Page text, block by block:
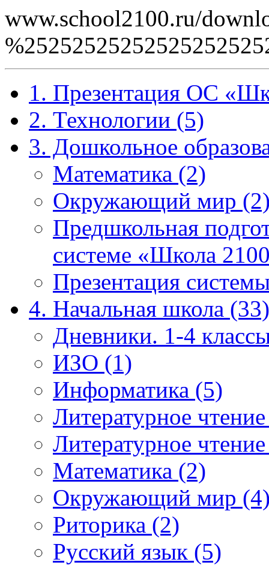
www.school2100.ru/
1. Презентация ОС
2. Технологии (5)
3. Дошкольное
Математика (2)
Окружающий мир
Предшкольная
системе «Школа
Презентация
4. Начальная школа (33)
Дневники. 1-4
ИЗО (1)
Информатика (5)
Литературное
Литературное
Математика (2)
Окружающий мир
Риторика (2)
Русский язык (5)